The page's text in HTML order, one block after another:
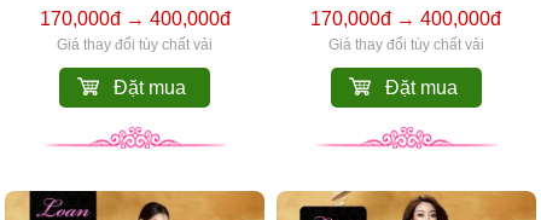
170,000đ → 400,000đ
Giá thay đổi tùy chất vải
Đặt mua
170,000đ → 400,000đ
Giá thay đổi tùy chất vải
Đặt mua